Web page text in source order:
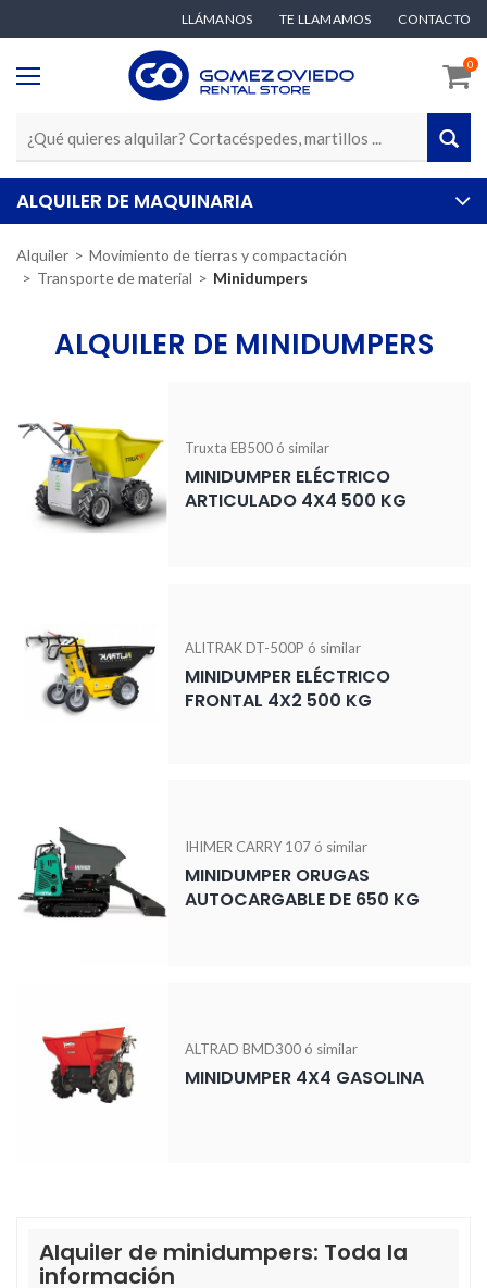
LLÁMANOS TE LLAMAMOS CONTACTO
0
ALQUILER DE MAQUINARIA
Alquiler
Movimiento de tierras y compactación
Transporte de material
Minidumpers
ALQUILER DE MINIDUMPERS
Truxta EB500 ó similar
MINIDUMPER ELÉCTRICO
ARTICULADO 4X4 500 KG
ALITRAK DT-500P ó similar
MINIDUMPER ELÉCTRICO
FRONTAL 4X2 500 KG
IHIMER CARRY 107 ó similar
MINIDUMPER ORUGAS
AUTOCARGABLE DE 650 KG
ALTRAD BMD300 ó similar
MINIDUMPER 4X4 GASOLINA
Alquiler de minidumpers: Toda la
información